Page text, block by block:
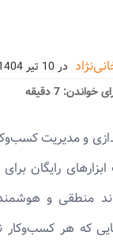
در
خواندن: 7 دقیقه
و مدیریت
ابزارهای رایگان
منطقی و
که هر کسب‌وکار